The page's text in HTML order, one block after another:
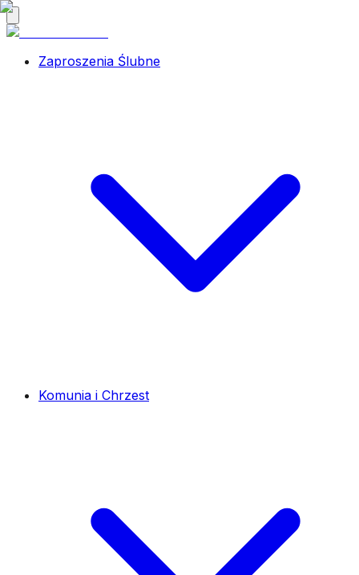
Zaproszenia Ślubne
Komunia i Chrzest